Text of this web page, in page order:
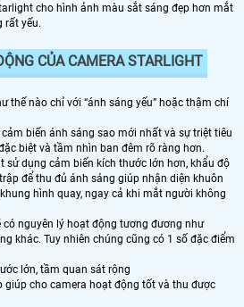
cho hình ảnh màu sắt sáng đẹp hơn mắt
rất yếu.
CỦA CAMERA STARLIGHT
thế nào chỉ với “ánh sáng yếu” hoặc thậm chí
biến ánh sáng sao mới nhất và sự triệt tiêu
biệt và tầm nhìn ban đêm rõ ràng hơn.
sử dụng cảm biến kích thước lớn hơn, khẩu độ
để thu đủ ánh sáng giúp nhận diện khuôn
hình quay, ngay cả khi mắt người không
nguyên lý hoạt động tương đương như
khác. Tuy nhiên chúng cũng có 1 số đặc điểm
lớn, tầm quan sát rộng
giúp cho camera hoạt động tốt và thu được